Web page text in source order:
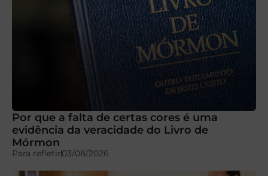
Por que a falta de certas cores é uma
evidência da veracidade do Livro de
Mórmon
Para refletir03/08/2026